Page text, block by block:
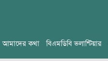
আমাদের কথা বিএমডিবি ভলান্টিয়ার